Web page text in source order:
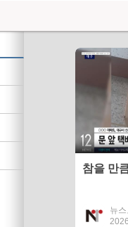
참을 만
뉴